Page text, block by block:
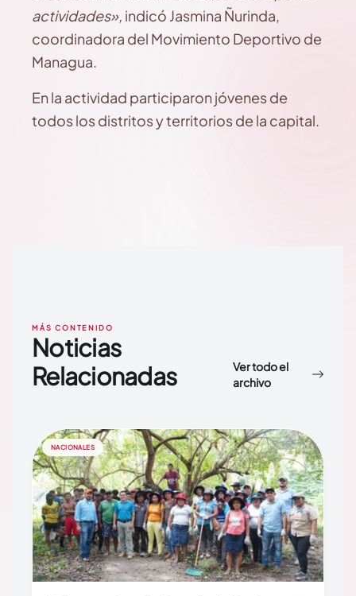
actividades», indicó Jasmina Ñurinda,
coordinadora del Movimiento Deportivo de
Managua.
En la actividad participaron jóvenes de
todos los distritos y territorios de la capital.
MÁS CONTENIDO
Noticias
Relacionadas
Ver todo el
archivo
NACIONALES